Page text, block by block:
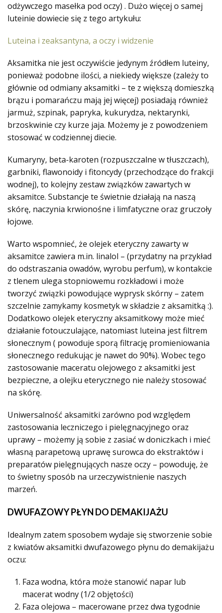
odżywczego masełka pod oczy) . Dużo więcej o samej
luteinie dowiecie się z tego artykułu:
Luteina i zeaksantyna, a oczy i widzenie
Aksamitka nie jest oczywiście jedynym źródłem luteiny,
ponieważ podobne ilości, a niekiedy większe (zależy to
głównie od odmiany aksamitki – te z większą domieszką
brązu i pomarańczu mają jej więcej) posiadają również
jarmuż, szpinak, papryka, kukurydza, nektarynki,
brzoskwinie czy kurze jaja. Możemy je z powodzeniem
stosować w codziennej diecie.
Kumaryny, beta-karoten (rozpuszczalne w tłuszczach),
garbniki, flawonoidy i fitoncydy (przechodzące do frakcji
wodnej), to kolejny zestaw związków zawartych w
aksamitce. Substancje te świetnie działają na naszą
skórę, naczynia krwionośne i limfatyczne oraz gruczoły
łojowe.
Warto wspomnieć, że olejek eteryczny zawarty w
aksamitce zawiera m.in. linalol – (przydatny na przykład
do odstraszania owadów, wyrobu perfum), w kontakcie
z tlenem ulega stopniowemu rozkładowi i może
tworzyć związki powodujące wyprysk skórny – zatem
szczelnie zamykamy kosmetyk w składzie z aksamitką :).
Dodatkowo olejek eteryczny aksamitkowy może mieć
działanie fotouczulające, natomiast luteina jest filtrem
słonecznym ( powoduje sporą filtrację promieniowania
słonecznego redukując je nawet do 90%). Wobec tego
zastosowanie maceratu olejowego z aksamitki jest
bezpieczne, a olejku eterycznego nie należy stosować
na skórę.
Uniwersalność aksamitki zarówno pod względem
zastosowania leczniczego i pielęgnacyjnego oraz
uprawy – możemy ją sobie z zasiać w doniczkach i mieć
własną parapetową uprawę surowca do ekstraktów i
preparatów pielęgnujących nasze oczy – powoduję, że
to świetny sposób na urzeczywistnienie naszych
marzeń.
DWUFAZOWY PŁYN DO DEMAKIJAŻU
Idealnym zatem sposobem wydaje się stworzenie sobie
z kwiatów aksamitki dwufazowego płynu do demakijażu
oczu:
Faza wodna, która może stanowić napar lub
macerat wodny (1/2 objętości)
Faza olejowa – macerowane przez dwa tygodnie